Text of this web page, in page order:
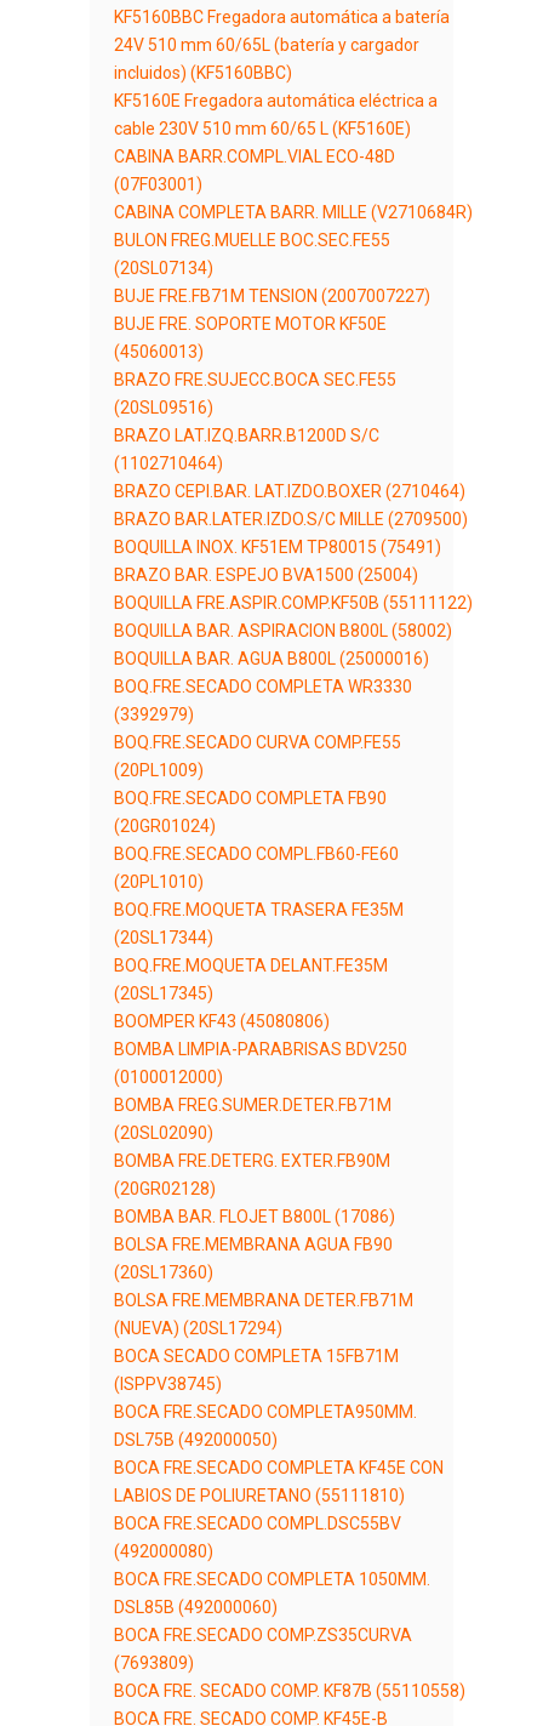
KF5160BBC Fregadora automática a batería
24V 510 mm 60/65L (batería y cargador
incluidos) (KF5160BBC)
KF5160E Fregadora automática eléctrica a
cable 230V 510 mm 60/65 L (KF5160E)
CABINA BARR.COMPL.VIAL ECO-48D
(07F03001)
CABINA COMPLETA BARR. MILLE (V2710684R)
BULON FREG.MUELLE BOC.SEC.FE55
(20SL07134)
BUJE FRE.FB71M TENSION (2007007227)
BUJE FRE. SOPORTE MOTOR KF50E
(45060013)
BRAZO FRE.SUJECC.BOCA SEC.FE55
(20SL09516)
BRAZO LAT.IZQ.BARR.B1200D S/C
(1102710464)
BRAZO CEPI.BAR. LAT.IZDO.BOXER (2710464)
BRAZO BAR.LATER.IZDO.S/C MILLE (2709500)
BOQUILLA INOX. KF51EM TP80015 (75491)
BRAZO BAR. ESPEJO BVA1500 (25004)
BOQUILLA FRE.ASPIR.COMP.KF50B (55111122)
BOQUILLA BAR. ASPIRACION B800L (58002)
BOQUILLA BAR. AGUA B800L (25000016)
BOQ.FRE.SECADO COMPLETA WR3330
(3392979)
BOQ.FRE.SECADO CURVA COMP.FE55
(20PL1009)
BOQ.FRE.SECADO COMPLETA FB90
(20GR01024)
BOQ.FRE.SECADO COMPL.FB60-FE60
(20PL1010)
BOQ.FRE.MOQUETA TRASERA FE35M
(20SL17344)
BOQ.FRE.MOQUETA DELANT.FE35M
(20SL17345)
BOOMPER KF43 (45080806)
BOMBA LIMPIA-PARABRISAS BDV250
(0100012000)
BOMBA FREG.SUMER.DETER.FB71M
(20SL02090)
BOMBA FRE.DETERG. EXTER.FB90M
(20GR02128)
BOMBA BAR. FLOJET B800L (17086)
BOLSA FRE.MEMBRANA AGUA FB90
(20SL17360)
BOLSA FRE.MEMBRANA DETER.FB71M
(NUEVA) (20SL17294)
BOCA SECADO COMPLETA 15FB71M
(ISPPV38745)
BOCA FRE.SECADO COMPLETA950MM.
DSL75B (492000050)
BOCA FRE.SECADO COMPLETA KF45E CON
LABIOS DE POLIURETANO (55111810)
BOCA FRE.SECADO COMPL.DSC55BV
(492000080)
BOCA FRE.SECADO COMPLETA 1050MM.
DSL85B (492000060)
BOCA FRE.SECADO COMP.ZS35CURVA
(7693809)
BOCA FRE. SECADO COMP. KF87B (55110558)
BOCA FRE. SECADO COMP. KF45E-B